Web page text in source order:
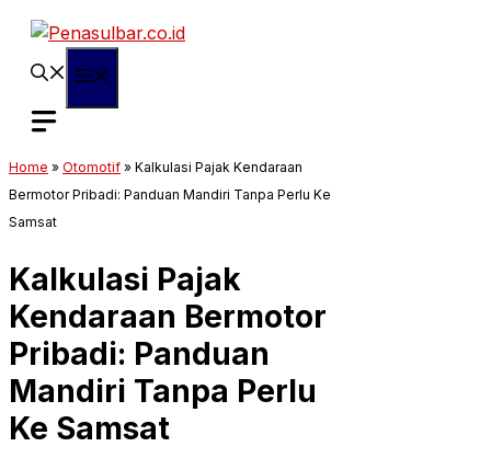
Langsung
Home » Otomotif » Kalkulasi Pajak Kendaraan
Bermotor Pribadi: Panduan Mandiri Tanpa Perlu Ke
Samsat
Kalkulasi Pajak
Kendaraan Bermotor
Pribadi: Panduan
Mandiri Tanpa Perlu
Ke Samsat